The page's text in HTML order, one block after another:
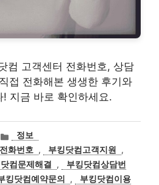
컴 고객센터 전화번호, 상담
접 전화해본 생생한 후기와
지금 바로 확인하세요.
카
테
고
리
정보
화번호 , 부킹닷컴고객지원
,
컴문제해결 ,
부킹닷컴상담번
킹닷컴예약문의 ,
부킹닷컴이용